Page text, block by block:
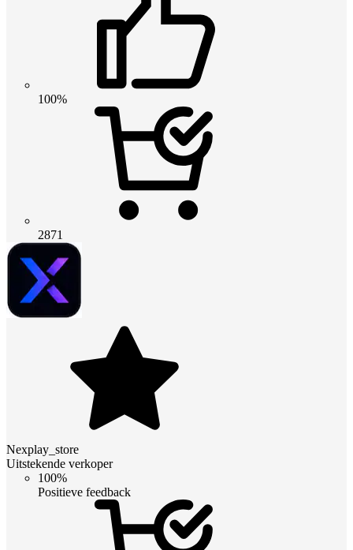
100%
2871
Nexplay_store
Uitstekende verkoper
100%
Positieve feedback